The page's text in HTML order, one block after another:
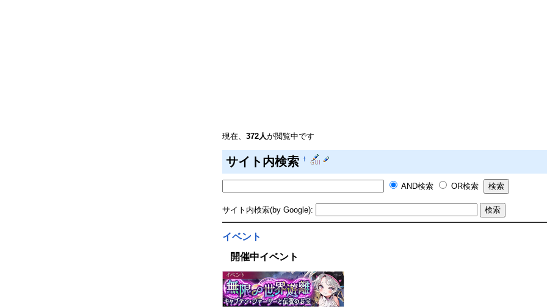
現在、 372人が閲覧中です
サイト内検索 †
AND検索 OR検索
サイト内検索(by Google):
イベント
開催中イベント